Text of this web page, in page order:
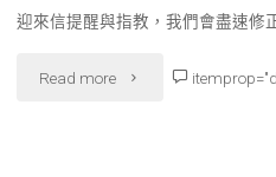
迎來信提醒與指教，我們會盡速修
Read more "旁